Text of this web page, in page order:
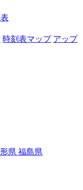
時刻表マップ アップ
県 福島県